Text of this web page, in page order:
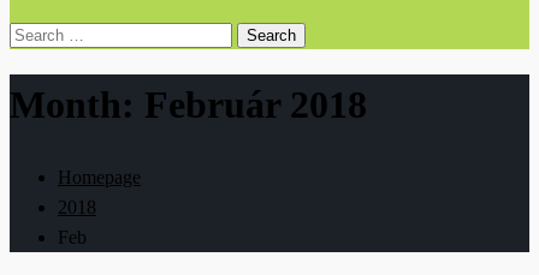
Search
Month: Február 2018
Homepage
2018
Feb